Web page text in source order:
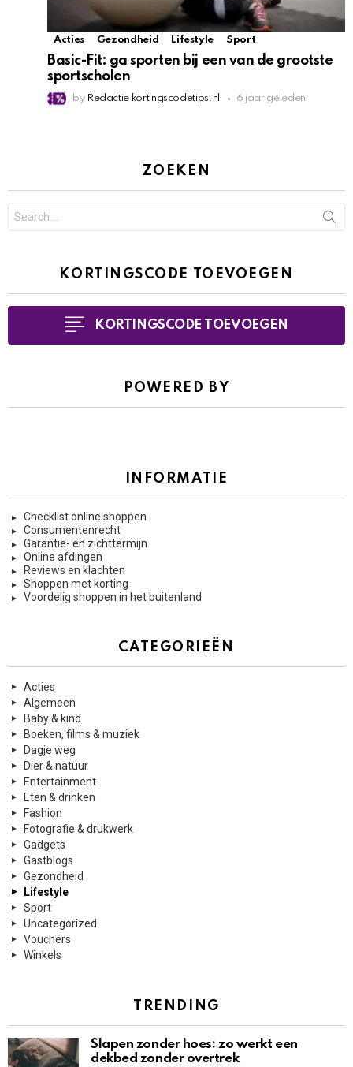
Acties Gezondheid Lifestyle Sport
Basic-Fit: ga sporten bij een van de grootste
sportscholen
by Redactie kortingscodetips.nl 6 jaar geleden
ZOEKEN
for:
KORTINGSCODE TOEVOEGEN
KORTINGSCODE TOEVOEGEN
POWERED BY
INFORMATIE
Checklist online shoppen
Consumentenrecht
Garantie- en zichttermijn
Online afdingen
Reviews en klachten
Shoppen met korting
Voordelig shoppen in het buitenland
CATEGORIEËN
Acties
Algemeen
Baby & kind
Boeken, films & muziek
Dagje weg
Dier & natuur
Entertainment
Eten & drinken
Fashion
Fotografie & drukwerk
Gadgets
Gastblogs
Gezondheid
Lifestyle
Sport
Uncategorized
Vouchers
Winkels
TRENDING
Slapen zonder hoes: zo werkt een
dekbed zonder overtrek